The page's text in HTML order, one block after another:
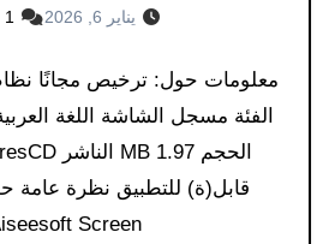
يناير 6, 2026 1 التعليق
قابل(ة) للتطبيق نظرة عامة
Screen…